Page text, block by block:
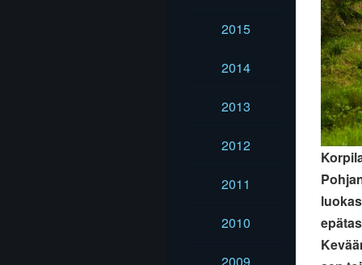
2015
2014
2013
2012
2011
2010